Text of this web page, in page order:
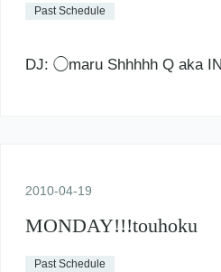
Past Schedule
DJ: ◯maru Shhhhh Q aka
2010-04-19
MONDAY!!!touhoku
Past Schedule